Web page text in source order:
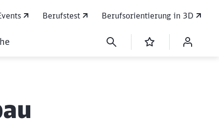
Berufstest Berufsorientierung in 3D